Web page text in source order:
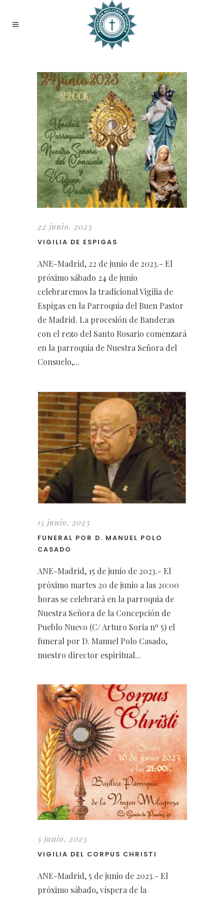
22 junio, 2023
VIGILIA DE ESPIGAS
ANE-Madrid, 22 de junio de 2023.- El
próximo sábado 24 de junio
celebraremos la tradicional Vigilia de
Espigas en la Parroquia del Buen Pastor
de Madrid. La procesión de Banderas
con el rezo del Santo Rosario comenzará
en la parroquia de Nuestra Señora del
Consuelo,...
15 junio, 2023
FUNERAL POR D. MANUEL POLO
CASADO
ANE-Madrid, 15 de junio de 2023.- El
próximo martes 20 de junio a las 20:00
horas se celebrará en la parroquia de
Nuestra Señora de la Concepción de
Pueblo Nuevo (C/ Arturo Soria nº 5) el
funeral por D. Manuel Polo Casado,
nuestro director espiritual...
5 junio, 2023
VIGILIA DEL CORPUS CHRISTI
ANE-Madrid, 5 de junio de 2023.- El
próximo sábado, víspera de la